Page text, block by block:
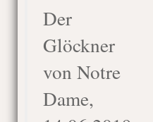
Der
Glöckner
von Notre
Dame,